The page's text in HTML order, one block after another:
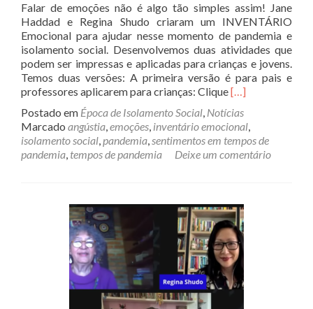
Falar de emoções não é algo tão simples assim! Jane
Haddad e Regina Shudo criaram um INVENTÁRIO
Emocional para ajudar nesse momento de pandemia e
isolamento social. Desenvolvemos duas atividades que
podem ser impressas e aplicadas para crianças e jovens.
Temos duas versões: A primeira versão é para pais e
professores aplicarem para crianças: CliqueLeia
sobreInventário
Emocional:
Atividades
gratuitas
e
Jovens
[…]
Postado em Época de Isolamento Social, Notícias
Marcado angústia,emoções, inventário emocional,
isolamento social,pandemia,sentimentos em tempos de
pandemia, tempos de pandemia Deixe um comentário